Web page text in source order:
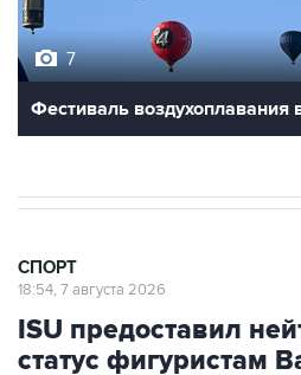
7
Фестиваль воздухоплавания
СПОРТ
18:54, 7 августа 2026
ISU предоставил
статус фигуристам